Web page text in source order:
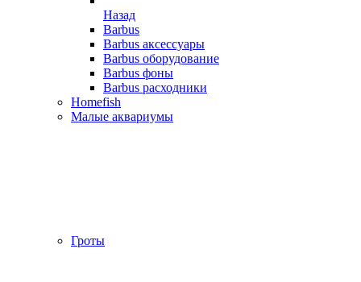
Назад
Barbus
Barbus аксессуары
Barbus оборудование
Barbus фоны
Barbus расходники
Homefish
Малые аквариумы
Гроты